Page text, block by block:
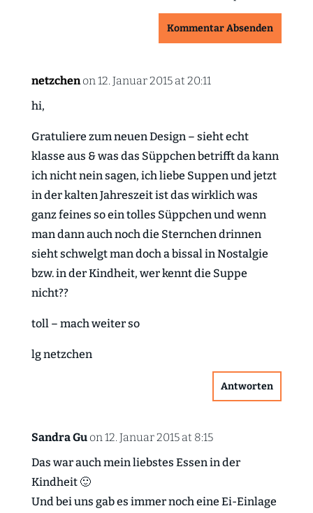
netzchen on 12. Januar 2015 at 20:11
hi,
Gratuliere zum neuen Design – sieht echt
klasse aus & was das Süppchen betrifft da kann
ich nicht nein sagen, ich liebe Suppen und jetzt
in der kalten Jahreszeit ist das wirklich was
ganz feines so ein tolles Süppchen und wenn
man dann auch noch die Sternchen drinnen
sieht schwelgt man doch a bissal in Nostalgie
bzw. in der Kindheit, wer kennt die Suppe
nicht??
toll – mach weiter so
lg netzchen
Antworten
Sandra Gu on 12. Januar 2015 at 8:15
Das war auch mein liebstes Essen in der
Kindheit 🙂
Und bei uns gab es immer noch eine Ei-Einlage
Kommentar Absenden